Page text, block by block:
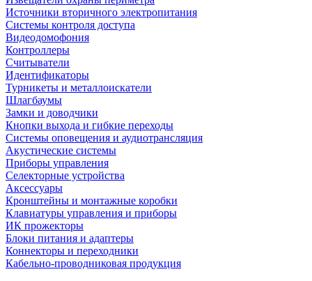
Источники вторичного электропитания
Системы контроля доступа
Видеодомофония
Контроллеры
Считыватели
Идентификаторы
Турникеты и металлоискатели
Шлагбаумы
Замки и доводчики
Кнопки выхода и гибкие переходы
Системы оповещения и аудиотрансляция
Акустические системы
Приборы управления
Селекторные устройства
Аксессуары
Кронштейны и монтажные коробки
Клавиатуры управления и приборы
ИК прожекторы
Блоки питания и адаптеры
Коннекторы и переходники
Кабельно-проводниковая продукция